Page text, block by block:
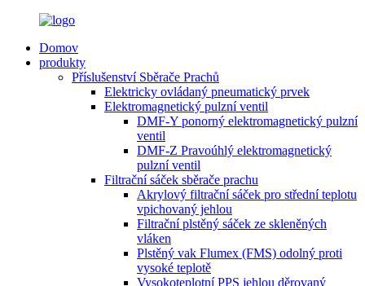
Domov
produkty
Příslušenství Sběrače Prachů
Elektricky ovládaný pneumatický prvek
Elektromagnetický pulzní ventil
DMF-Y ponorný elektromagnetický pulzní
ventil
DMF-Z Pravoúhlý elektromagnetický
pulzní ventil
Filtrační sáček sběrače prachu
Akrylový filtrační sáček pro střední teplotu
vpichovaný jehlou
Filtrační plstěný sáček ze skleněných
vláken
Plstěný vak Flumex (FMS) odolný proti
vysoké teplotě
Vysokoteplotní PPS jehlou děrovaný